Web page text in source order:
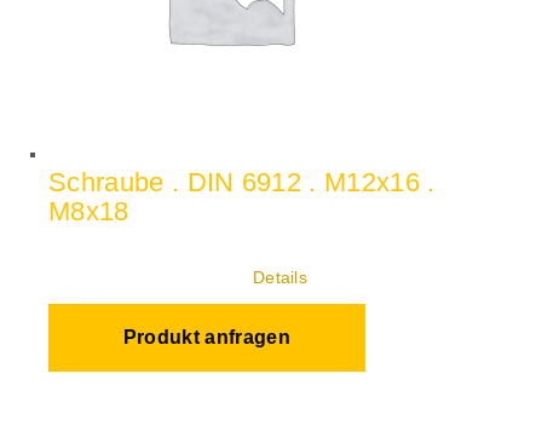
Schraube . DIN 6912 . M12x16 .
M8x18
Details
Produkt anfragen